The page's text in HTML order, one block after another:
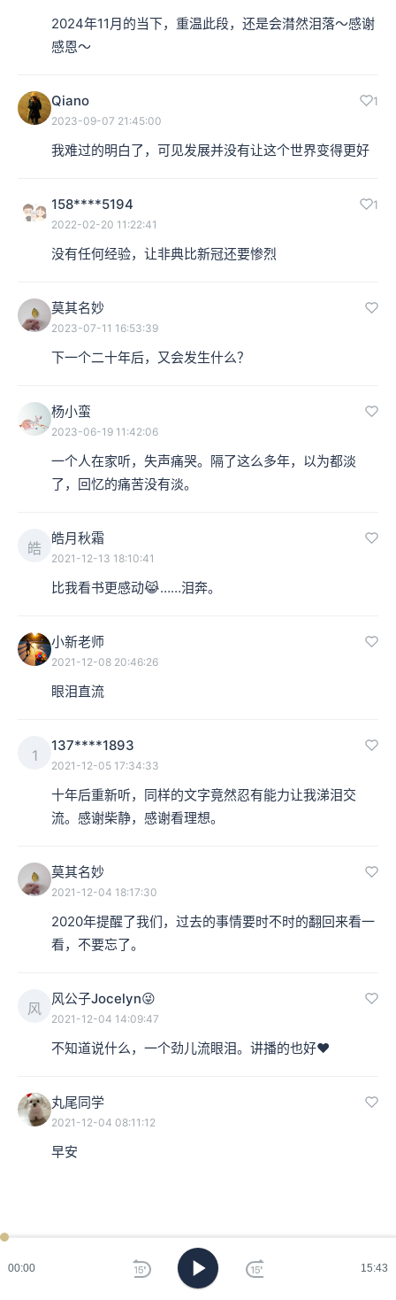
00:00 15:43
2024年11月的当下，重温此段，还是会潸然泪落～感谢
感恩～
Qiano 1
2023-09-07 21:45:00
我难过的明白了，可见发展并没有让这个世界变得更好
158****5194 1
2022-02-20 11:22:41
没有任何经验，让非典比新冠还要惨烈
莫其名妙
2023-07-11 16:53:39
下一个二十年后，又会发生什么？
杨小蛮
2023-06-19 11:42:06
一个人在家听，失声痛哭。隔了这么多年，以为都淡
了，回忆的痛苦没有淡。
皓
皓月秋霜
2021-12-13 18:10:41
比我看书更感动😹……泪奔。
小新老师
2021-12-08 20:46:26
眼泪直流
1
137****1893
2021-12-05 17:34:33
十年后重新听，同样的文字竟然忍有能力让我涕泪交
流。感谢柴静，感谢看理想。
莫其名妙
2021-12-04 18:17:30
2020年提醒了我们，过去的事情要时不时的翻回来看一
看，不要忘了。
风
风公子Jocelyn😜
2021-12-04 14:09:47
不知道说什么，一个劲儿流眼泪。讲播的也好♥️
丸尾同学
2021-12-04 08:11:12
早安